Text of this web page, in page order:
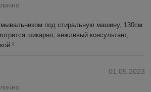
под стиральную машину, 130см
шикарно, вежливый консультант,
!
01.05.2023